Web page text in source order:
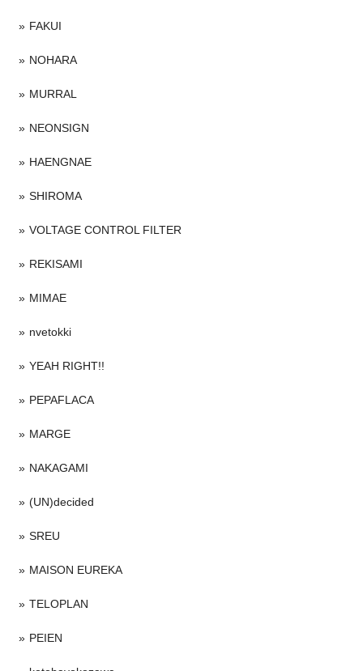
FAKUI
NOHARA
MURRAL
NEONSIGN
HAENGNAE
SHIROMA
VOLTAGE CONTROL FILTER
REKISAMI
MIMAE
nvetokki
YEAH RIGHT!!
PEPAFLACA
MARGE
NAKAGAMI
(UN)decided
SREU
MAISON EUREKA
TELOPLAN
PEIEN